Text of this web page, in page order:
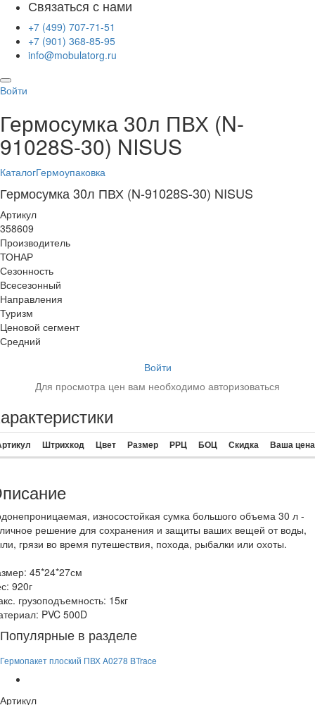
Связаться с нами
+7 (499) 707-71-51
+7 (901) 368-85-95
info@mobulatorg.ru
Войти
Гермосумка 30л ПВХ (N-
91028S-30) NISUS
КаталогГермоупаковка
Гермосумка 30л ПВХ (N-91028S-30) NISUS
Артикул
358609
Производитель
ТОНАР
Сезонность
Всесезонный
Направления
Туризм
Ценовой сегмент
Средний
Войти
Для просмотра цен вам необходимо авторизоваться
Штрихкод Цвет Размер РРЦ БОЦ Скидка Ваша цена
износостойкая сумка большого объема 30 л -
решение для сохранения и защиты ваших вещей от воды,
грязи во время путешествия, похода, рыбалки или охоты.
45*24*27см
920г
грузоподъемность: 15кг
PVC 500D
Популярные в разделе
Гермопакет плоский ПВХ A0278 BTrace
Артикул